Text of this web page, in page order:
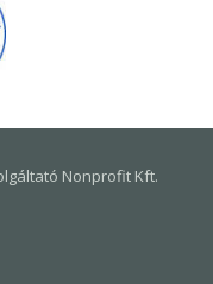
Nonprofit Kft.